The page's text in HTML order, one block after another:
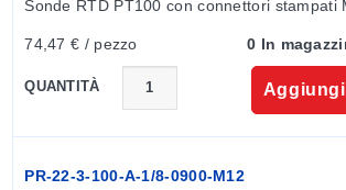
configurazione M12TX-CONFIG (PC
Windows® richiesto)
Regolazioni dello zero:
Qualsiasi
50°C (-58 a 122°F)
50°C (122°F) [se il
(-4°F), 0°C (32°F), 20°C (68°F), 40°C
Sonde RTD PT100 con connettori stampati
74,47 € / pezzo 0 In
QUANTITÀ
PR-22-3-100-A-1/8-0900-M12